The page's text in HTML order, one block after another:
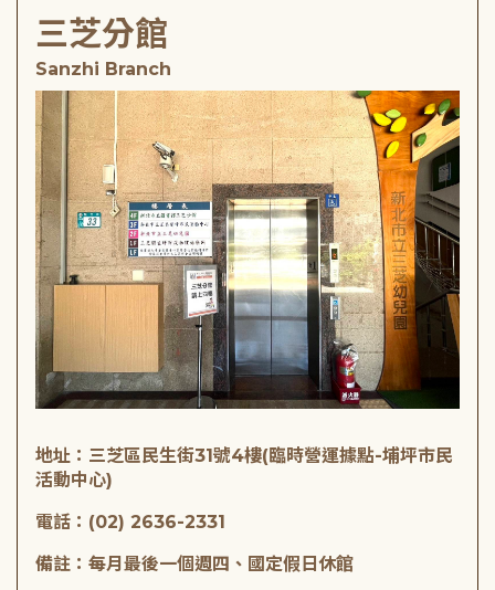
三芝分館
Sanzhi Branch
地址：三芝區民生街31號4樓(臨時營運據點-埔坪市民
活動中心)
電話：(02) 2636-2331
備註：每月最後一個週四、國定假日休館